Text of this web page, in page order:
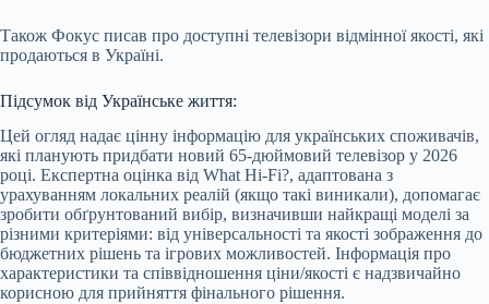
Також Фокус писав про доступні телевізори відмінної якості, які
продаються в Україні.
Підсумок від Українське життя:
Цей огляд надає цінну інформацію для українських споживачів,
які планують придбати новий 65-дюймовий телевізор у 2026
році. Експертна оцінка від What Hi-Fi?, адаптована з
урахуванням локальних реалій (якщо такі виникали), допомагає
зробити обґрунтований вибір, визначивши найкращі моделі за
різними критеріями: від універсальності та якості зображення до
бюджетних рішень та ігрових можливостей. Інформація про
характеристики та співвідношення ціни/якості є надзвичайно
корисною для прийняття фінального рішення.